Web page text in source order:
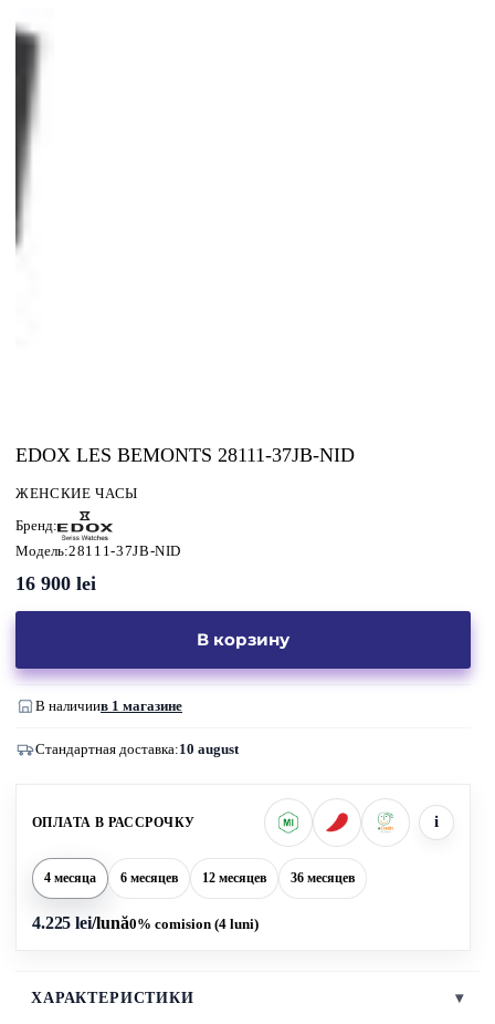
EDOX LES BEMONTS 28111-37JB-NID
ЖЕНСКИЕ ЧАСЫ
Бренд:
Модель:28111-37JB-NID
16 900 lei
В корзину
В наличиив 1 магазине
Стандартная доставка:10 august
ОПЛАТА В РАССРОЧКУ i
4 месяца 6 месяцев 12 месяцев 36 месяцев
4.225 lei/lună0% comision (4 luni)
ХАРАКТЕРИСТИКИ ▾